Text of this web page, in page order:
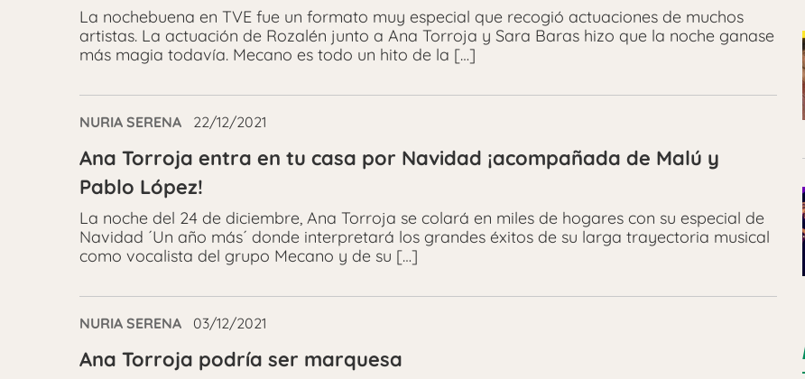
La nochebuena en TVE fue un formato muy especial que recogió actuaciones de muchos
artistas. La actuación de Rozalén junto a Ana Torroja y Sara Baras hizo que la noche ganase
más magia todavía. Mecano es todo un hito de la […]
NURIA SERENA 22/12/2021
Ana Torroja entra en tu casa por Navidad ¡acompañada de Malú y
Pablo López!
La noche del 24 de diciembre, Ana Torroja se colará en miles de hogares con su especial de
Navidad ´Un año más´ donde interpretará los grandes éxitos de su larga trayectoria musical
como vocalista del grupo Mecano y de su […]
NURIA SERENA 03/12/2021
Ana Torroja podría ser marquesa